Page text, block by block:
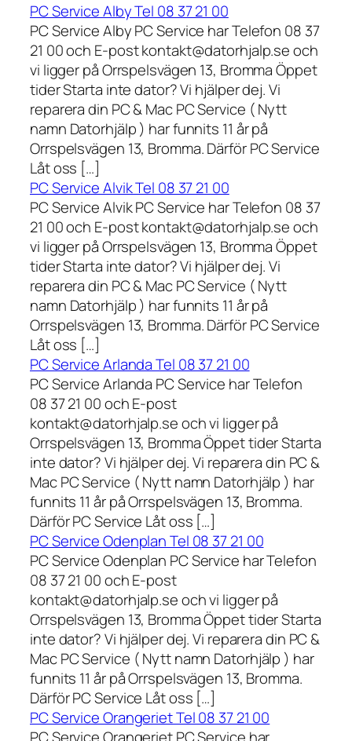
PC Service Alby Tel 08 37 21 00
PC Service Alby PC Service har Telefon 08 37
21 00 och E-post kontakt@datorhjalp.se och
vi ligger på Orrspelsvägen 13, Bromma Öppet
tider Starta inte dator? Vi hjälper dej. Vi
reparera din PC & Mac PC Service ( Nytt
namn Datorhjälp ) har funnits 11 år på
Orrspelsvägen 13, Bromma. Därför PC Service
Låt oss […]
PC Service Alvik Tel 08 37 21 00
PC Service Alvik PC Service har Telefon 08 37
21 00 och E-post kontakt@datorhjalp.se och
vi ligger på Orrspelsvägen 13, Bromma Öppet
tider Starta inte dator? Vi hjälper dej. Vi
reparera din PC & Mac PC Service ( Nytt
namn Datorhjälp ) har funnits 11 år på
Orrspelsvägen 13, Bromma. Därför PC Service
Låt oss […]
PC Service Arlanda Tel 08 37 21 00
PC Service Arlanda PC Service har Telefon
08 37 21 00 och E-post
kontakt@datorhjalp.se och vi ligger på
Orrspelsvägen 13, Bromma Öppet tider Starta
inte dator? Vi hjälper dej. Vi reparera din PC &
Mac PC Service ( Nytt namn Datorhjälp ) har
funnits 11 år på Orrspelsvägen 13, Bromma.
Därför PC Service Låt oss […]
PC Service Odenplan Tel 08 37 21 00
PC Service Odenplan PC Service har Telefon
08 37 21 00 och E-post
kontakt@datorhjalp.se och vi ligger på
Orrspelsvägen 13, Bromma Öppet tider Starta
inte dator? Vi hjälper dej. Vi reparera din PC &
Mac PC Service ( Nytt namn Datorhjälp ) har
funnits 11 år på Orrspelsvägen 13, Bromma.
Därför PC Service Låt oss […]
PC Service Orangeriet Tel 08 37 21 00